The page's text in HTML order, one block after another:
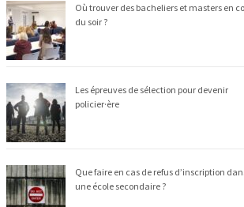
Où trouver des bacheliers et masters en
du soir ?
Les épreuves de sélection pour devenir
policier·ère
Que faire en cas de refus d’inscription
une école secondaire ?